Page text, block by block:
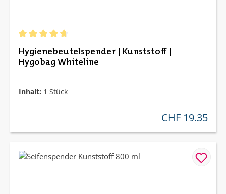
Hygienebeutelspender | Kunststoff |
Hygobag Whiteline
Inhalt: 1 Stück
regulärer preis:
CHF 19.35